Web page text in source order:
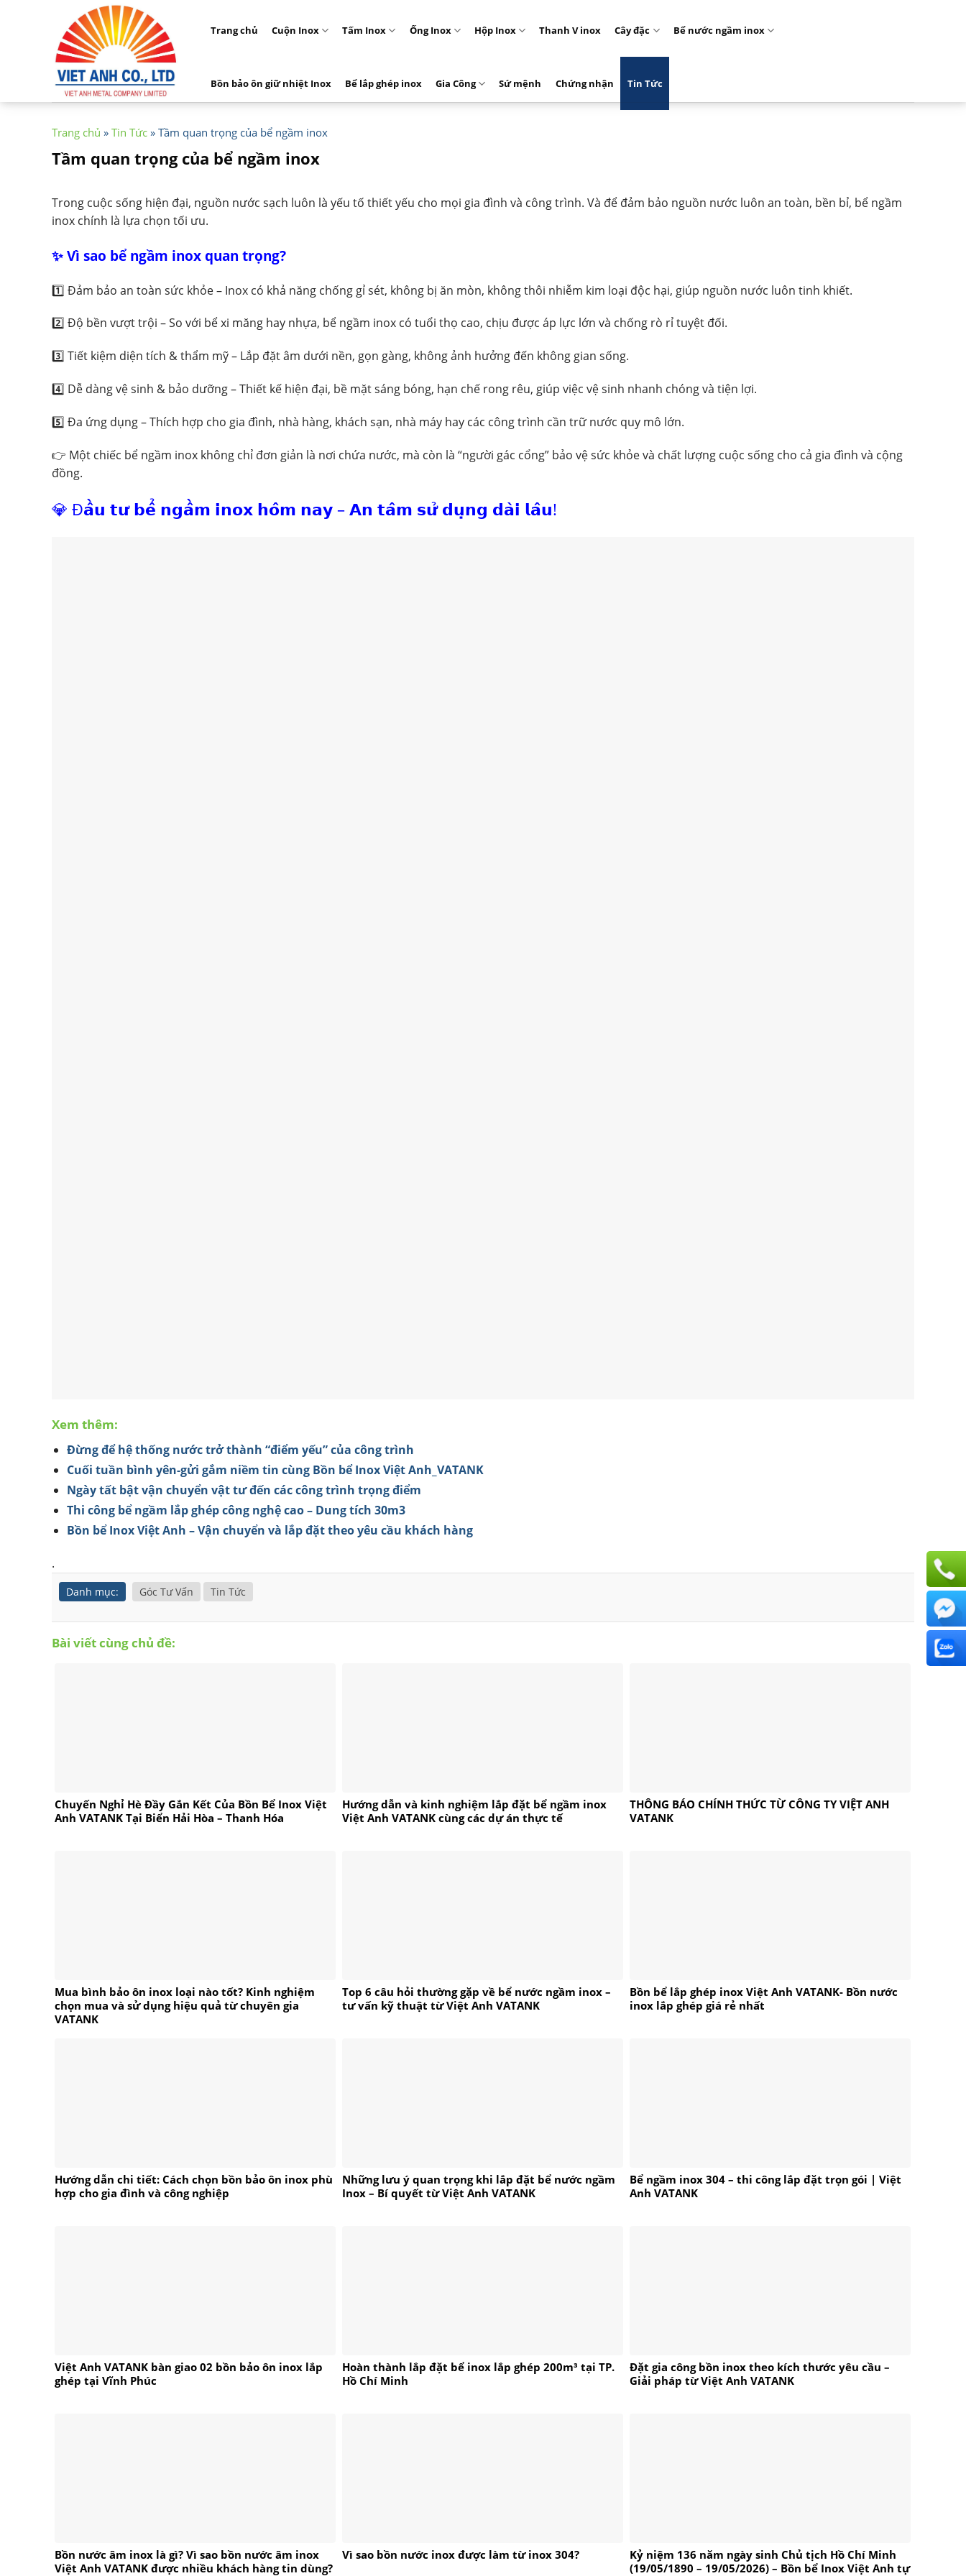
Trang chủ Cuộn Inox Tấm Inox Ống Inox Hộp Inox Thanh V inox Cây đặc Bể nước ngầm inox
Bồn bảo ôn giữ nhiệt Inox Bể lắp ghép inox Gia Công Sứ mệnh Chứng nhận Tin Tức
Trang chủ » Tin Tức » Tầm quan trọng của bể ngầm inox
Tầm quan trọng của bể ngầm inox
Trong cuộc sống hiện đại, nguồn nước sạch luôn là yếu tố thiết yếu cho mọi gia đình và công trình. Và để đảm bảo nguồn nước luôn an toàn, bền bỉ, bể ngầm
inox chính là lựa chọn tối ưu.
✨ Vì sao bể ngầm inox quan trọng?
1️⃣ Đảm bảo an toàn sức khỏe – Inox có khả năng chống gỉ sét, không bị ăn mòn, không thôi nhiễm kim loại độc hại, giúp nguồn nước luôn tinh khiết.
2️⃣ Độ bền vượt trội – So với bể xi măng hay nhựa, bể ngầm inox có tuổi thọ cao, chịu được áp lực lớn và chống rò rỉ tuyệt đối.
3️⃣ Tiết kiệm diện tích & thẩm mỹ – Lắp đặt âm dưới nền, gọn gàng, không ảnh hưởng đến không gian sống.
4️⃣ Dễ dàng vệ sinh & bảo dưỡng – Thiết kế hiện đại, bề mặt sáng bóng, hạn chế rong rêu, giúp việc vệ sinh nhanh chóng và tiện lợi.
5️⃣ Đa ứng dụng – Thích hợp cho gia đình, nhà hàng, khách sạn, nhà máy hay các công trình cần trữ nước quy mô lớn.
👉 Một chiếc bể ngầm inox không chỉ đơn giản là nơi chứa nước, mà còn là “người gác cổng” bảo vệ sức khỏe và chất lượng cuộc sống cho cả gia đình và cộng
đồng.
💎 Đ𝗮̂̀𝘂 𝘁𝘂̛ 𝗯𝗲̂̉ 𝗻𝗴𝗮̂̀𝗺 𝗶𝗻𝗼𝘅 𝗵𝗼̂𝗺 𝗻𝗮𝘆 – 𝗔𝗻 𝘁𝗮̂𝗺 𝘀𝘂̛̉ 𝗱𝘂̣𝗻𝗴 𝗱𝗮̀𝗶 𝗹𝗮̂𝘂!
Xem thêm:
Đừng để hệ thống nước trở thành “điểm yếu” của công trình
Cuối tuần bình yên-gửi gắm niềm tin cùng Bồn bể Inox Việt Anh_VATANK
Ngày tất bật vận chuyển vật tư đến các công trình trọng điểm
Thi công bể ngầm lắp ghép công nghệ cao – Dung tích 30m3
Bồn bể Inox Việt Anh – Vận chuyển và lắp đặt theo yêu cầu khách hàng
.
Danh mục: Góc Tư Vấn Tin Tức
Bài viết cùng chủ đề:
Chuyến Nghỉ Hè Đầy Gắn Kết Của Bồn Bể Inox Việt
Anh VATANK Tại Biển Hải Hòa – Thanh Hóa
Hướng dẫn và kinh nghiệm lắp đặt bể ngầm inox
Việt Anh VATANK cùng các dự án thực tế
THÔNG BÁO CHÍNH THỨC TỪ CÔNG TY VIỆT ANH
VATANK
Mua bình bảo ôn inox loại nào tốt? Kinh nghiệm
chọn mua và sử dụng hiệu quả từ chuyên gia
VATANK
Top 6 câu hỏi thường gặp về bể nước ngầm inox –
tư vấn kỹ thuật từ Việt Anh VATANK
Bồn bể lắp ghép inox Việt Anh VATANK- Bồn nước
inox lắp ghép giá rẻ nhất
Hướng dẫn chi tiết: Cách chọn bồn bảo ôn inox phù
hợp cho gia đình và công nghiệp
Những lưu ý quan trọng khi lắp đặt bể nước ngầm
Inox – Bí quyết từ Việt Anh VATANK
Bể ngầm inox 304 – thi công lắp đặt trọn gói | Việt
Anh VATANK
Việt Anh VATANK bàn giao 02 bồn bảo ôn inox lắp
ghép tại Vĩnh Phúc
Hoàn thành lắp đặt bể inox lắp ghép 200m³ tại TP.
Hồ Chí Minh
Đặt gia công bồn inox theo kích thước yêu cầu –
Giải pháp từ Việt Anh VATANK
Bồn nước âm inox là gì? Vì sao bồn nước âm inox
Việt Anh VATANK được nhiều khách hàng tin dùng?
Vì sao bồn nước inox được làm từ inox 304?
Kỷ niệm 136 năm ngày sinh Chủ tịch Hồ Chí Minh
(19/05/1890 – 19/05/2026) – Bồn bể Inox Việt Anh tự